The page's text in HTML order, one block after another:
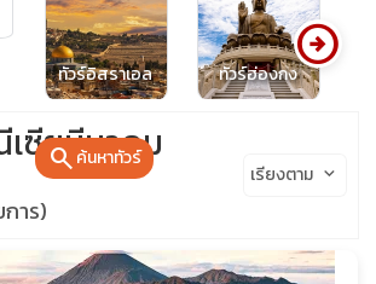
close
ทัวร์อิสราเอล ทัวร์ฮ่องกง
arrow_circle_right
searchค้นหาทัวร์
เซียมีนาคม
าร)
เรียงตาม keyboard_arrow_down